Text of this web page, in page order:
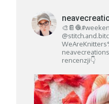
rencenzji👇